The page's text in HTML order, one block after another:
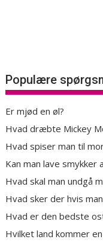
Populære
Er mjød en øl?
Hvad dræbte Mickey
Hvad spiser man til
Kan man lave smykker
Hvad skal man undgå
Hvad sker der hvis
Hvad er den bedste
Hvilket land kommer